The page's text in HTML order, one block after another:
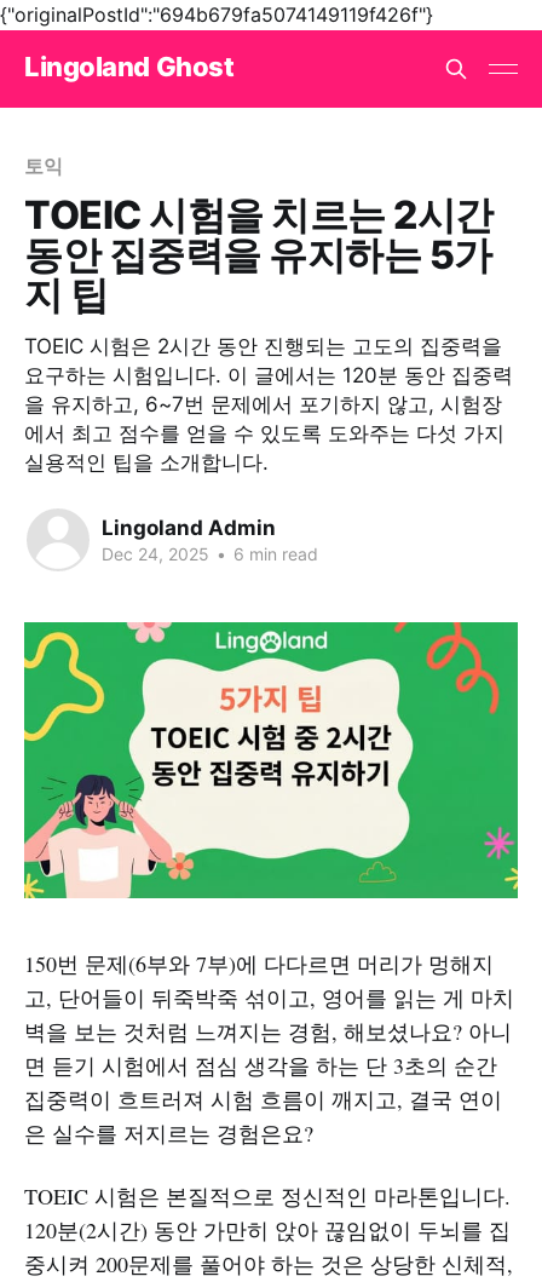
{"originalPostId":"694b679fa5074149119f426f"}
Lingoland Ghost
토익
TOEIC 시험을 치르는 2시간
동안 집중력을 유지하는 5가
지 팁
TOEIC 시험은 2시간 동안 진행되는 고도의 집중력을
요구하는 시험입니다. 이 글에서는 120분 동안 집중력
을 유지하고, 6~7번 문제에서 포기하지 않고, 시험장
에서 최고 점수를 얻을 수 있도록 도와주는 다섯 가지
실용적인 팁을 소개합니다.
Lingoland Admin
Dec 24, 2025 • 6 min read
150번 문제(6부와 7부)에 다다르면 머리가 멍해지
고, 단어들이 뒤죽박죽 섞이고, 영어를 읽는 게 마치
벽을 보는 것처럼 느껴지는 경험, 해보셨나요? 아니
면 듣기 시험에서 점심 생각을 하는 단 3초의 순간
집중력이 흐트러져 시험 흐름이 깨지고, 결국 연이
은 실수를 저지르는 경험은요?
TOEIC 시험은 본질적으로 정신적인 마라톤입니다.
120분(2시간) 동안 가만히 앉아 끊임없이 두뇌를 집
중시켜 200문제를 풀어야 하는 것은 상당한 신체적,